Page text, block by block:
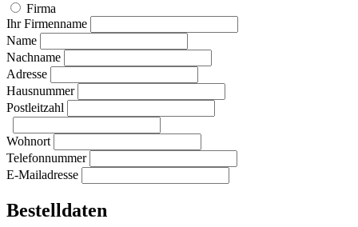
Firma
Ihr Firmenname
Name
Nachname
Adresse
Hausnummer
Postleitzahl
Wohnort
Telefonnummer
E-Mailadresse
Bestelldaten